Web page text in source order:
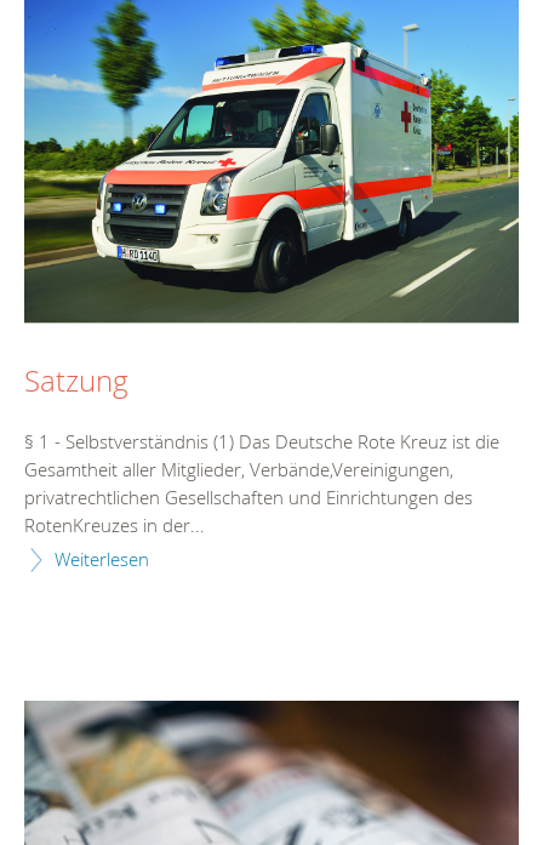
Satzung
§ 1 - Selbstverständnis (1) Das Deutsche Rote Kreuz ist die
Gesamtheit aller Mitglieder, Verbände,Vereinigungen,
privatrechtlichen Gesellschaften und Einrichtungen des
RotenKreuzes in der...
Weiterlesen